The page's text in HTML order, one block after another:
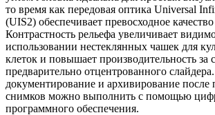
то время как передовая оптика Universal
(UIS2) обеспечивает превосходное
Контрастность рельефа увеличивает
использовании нестеклянных чашек для
клеток и повышает производительность за
предварительно отцентрованного
документирование и архивирование после
снимков можно выполнить с помощью
программного обеспечения.